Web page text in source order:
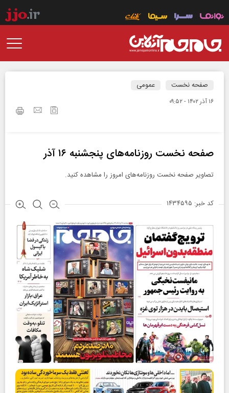
صفحه نخست عمومی
۱۶ آذر ۱۴۰۲ - ۰۹:۵۲
صفحه نخست روزنامه‌های پنجشنبه ۱۶ آذر
تصاویر صفحه نخست روزنامه‌های امروز را مشاهده کنید.
کد خبر: ۱۴۳۴۵۹۵